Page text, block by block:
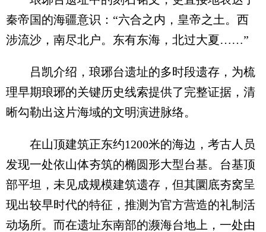
秦帝国的海疆意识：“六合之内，皇帝之土。西
涉流沙，南尽北户。东有东海，北过大夏……”
吕凯介绍，琅琊台遗址的多时段遗存，为梳
理早期琅琊的关键历史线索提供了完整证据，清
晰勾勒出这片海域的文明演进脉络。
在山顶建筑正东约1200米的海边，考古人员
发现一处依山体夯筑的椭圆形大型台基。台基顶
部平坦，未见成规模建筑遗存，但其圜底夯窝呈
现出较早时代的特征，推测为官方营造的礼制活
动场所。而在遗址东南部的濒海台地上，一处由